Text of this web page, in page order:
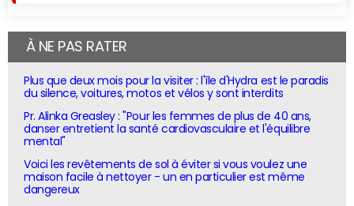
À NE PAS RATER
Plus que deux mois pour la visiter : l'île d'Hydra est le paradis
du silence, voitures, motos et vélos y sont interdits
Pr. Alinka Greasley : "Pour les femmes de plus de 40 ans,
danser entretient la santé cardiovasculaire et l'équilibre
mental"
Voici les revêtements de sol à éviter si vous voulez une
maison facile à nettoyer - un en particulier est même
dangereux